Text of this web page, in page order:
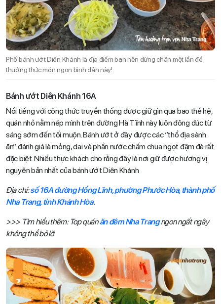
Phố bánh ướt Diên Khánh là địa điểm bạn nên dừng chân một lần để
thưởng thức món ngon bình dân này!
Bánh ướt Diên Khánh 16A
Nổi tiếng với công thức truyền thống được giữ gìn qua bao thế hệ,
quán nhỏ nằm nép mình trên đường Hà Tĩnh này luôn đông đúc từ
sáng sớm đến tối muộn. Bánh ướt ở đây được các ‘’thổ địa sành
ăn” đánh giá là mỏng, dai và phần nước chấm chua ngọt đậm đà rất
đặc biệt. Nhiều thực khách cho rằng đây là nơi giữ được hương vị
nguyên bản nhất của bánh ướt Diên Khánh
Địa chỉ:số 16A đường Hồng Lĩnh, phường Phước Hòa, thành phố
Nha Trang, tỉnh Khánh Hòa.
>>> Tìm hiểu thêm: Top quánăn đêm Nha Trangngon ngất ngây
không thể bỏ lỡ